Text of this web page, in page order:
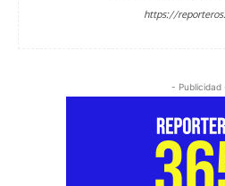
https://
- Publicidad